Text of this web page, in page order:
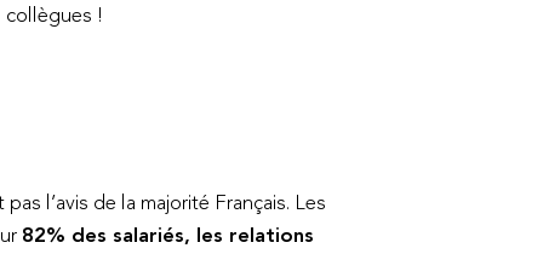
!
l’avis de la majorité Français. Les
82% des salariés, les relations